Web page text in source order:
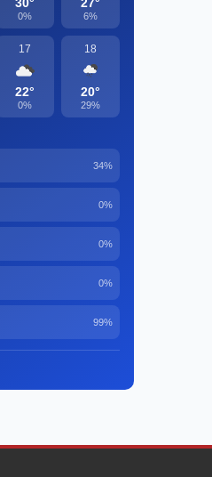
0% 6%
17
22°
0%
18
20°
29%
34%
0%
0%
0%
99%